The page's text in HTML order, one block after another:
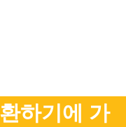
하기에 가